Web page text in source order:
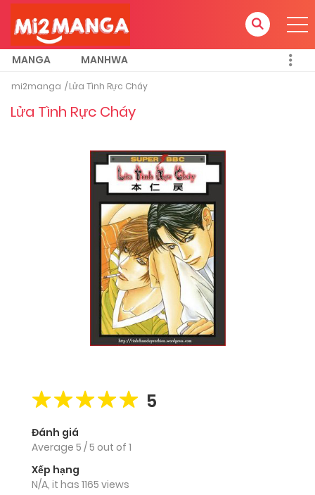
MANGA MANHWA
mi2manga Lửa Tình Rực Cháy
Lửa Tình Rực Cháy
5
Đánh giá
Average 5 /5 out of 1
Xếp hạng
N/A, it has 1165 views